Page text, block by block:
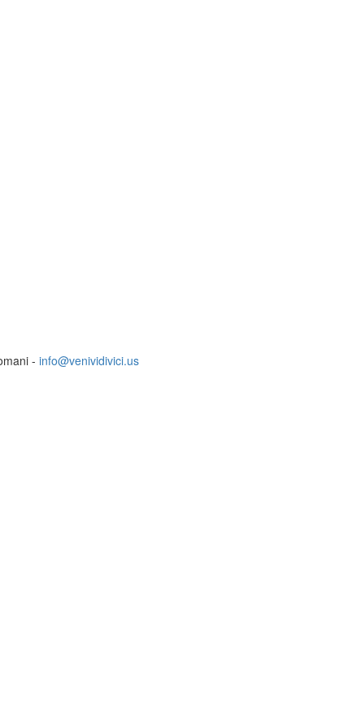
- info@venividivici.us